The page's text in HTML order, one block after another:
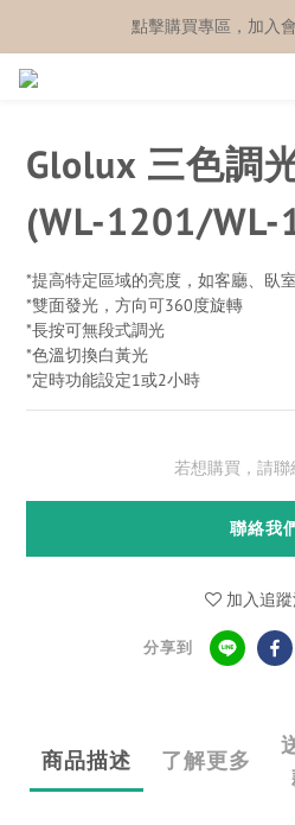
點擊購買專區，加入
Glolux 三色調
(WL-1201/WL-
*提高特定區域的亮度，如客廳、臥
*雙面發光，方向可360度旋轉
*長按可無段式調光
*色溫切換白黃光
*定時功能設定1或2小時
若想購買，請聯
聯絡我
加入追
分享到
商品描述 了解更多